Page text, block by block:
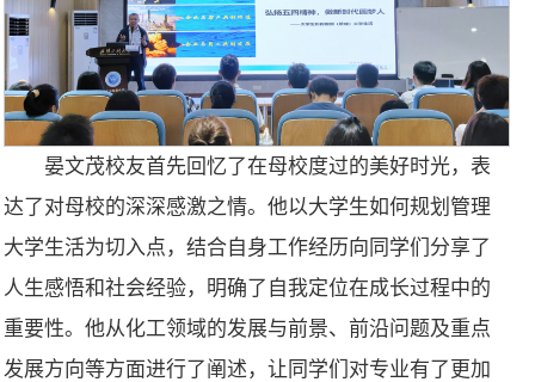
晏文茂校友首先回忆了在母校度过的美好时光，表
达了对母校的深深感激之情。他以大学生如何规划管理
大学生活为切入点，结合自身工作经历向同学们分享了
人生感悟和社会经验，明确了自我定位在成长过程中的
重要性。他从化工领域的发展与前景、前沿问题及重点
发展方向等方面进行了阐述，让同学们对专业有了更加